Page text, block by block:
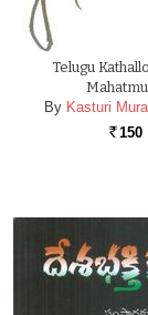
Telugu
By Kasturi
Rs. 150